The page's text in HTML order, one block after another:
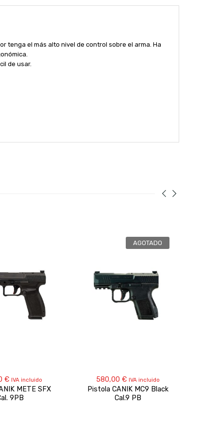
tenga el más alto nivel de control sobre el arma. Ha
de usar.
€ IVA incluido
METE SFX
9PB
AGOTADO
580,00 € IVA incluido
Pistola CANIK MC9 Black
Cal.9 PB